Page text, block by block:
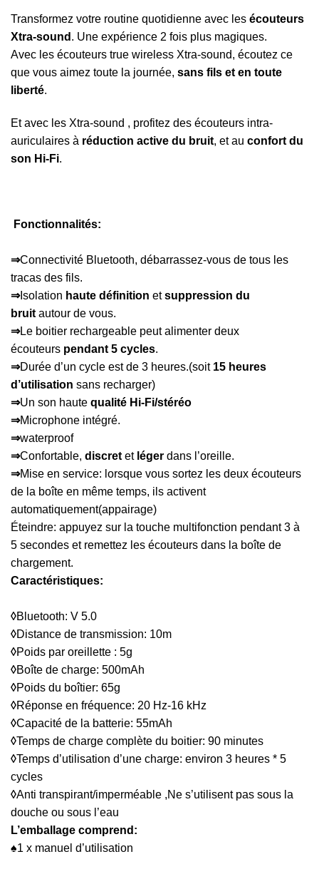
Transformez votre routine quotidienne avec les écouteurs
Xtra-sound . Une expérience 2 fois plus magiques.
Avec les écouteurs true wireless Xtra-sound, écoutez ce
que vous aimez toute la journée, sans fils et en toute
liberté.
Et avec les Xtra-sound , profitez des écouteurs intra-
auriculaires à réduction active du bruit, et au confort du
son Hi-Fi.
Fonctionnalités:
⇒Connectivité Bluetooth, débarrassez-vous de tous les
tracas des fils.
⇒Isolation haute définition etsuppression du
bruit autour de vous.
⇒Le boitier rechargeable peut alimenter deux
écouteurs pendant 5 cycles.
⇒Durée d’un cycle est de 3 heures.(soit 15 heures
d’utilisation sans recharger)
⇒Un son haute qualité Hi-Fi/stéréo
⇒Microphone intégré.
⇒waterproof
⇒Confortable, discret et léger dans l’oreille.
⇒Mise en service: lorsque vous sortez les deux écouteurs
de la boîte en même temps, ils activent
automatiquement(appairage)
Éteindre: appuyez sur la touche multifonction pendant 3 à
5 secondes et remettez les écouteurs dans la boîte de
chargement.
Caractéristiques:
◊Bluetooth: V 5.0
◊Distance de transmission: 10m
◊Poids par oreillette : 5g
◊Boîte de charge: 500mAh
◊Poids du boîtier: 65g
◊Réponse en fréquence: 20 Hz-16 kHz
◊Capacité de la batterie: 55mAh
◊Temps de charge complète du boitier: 90 minutes
◊Temps d’utilisation d’une charge: environ 3 heures * 5
cycles
◊Anti transpirant/imperméable ,Ne s’utilisent pas sous la
douche ou sous l’eau
L’emballage comprend:
♠1 x manuel d’utilisation